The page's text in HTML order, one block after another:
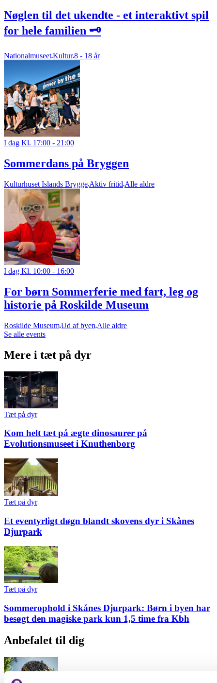
Nøglen til det ukendte - et interaktivt spil
for hele familien 🗝️
NationalmuseetKultur8 - 18 år
I dag Kl. 17:00 - 21:00
Sommerdans på Bryggen
Kulturhuset Islands Brygge Aktiv fritid Alle aldre
I dag Kl. 10:00 - 16:00
For børn Sommerferie med fart, leg og
historie på Roskilde Museum
Roskilde MuseumUd af byen Alle aldre
Se alle events
Mere i tæt på dyr
Tæt på dyr
Kom helt tæt på ægte dinosaurer på
Evolutionsmuseet i Knuthenborg
Tæt på dyr
Et eventyrligt døgn blandt skovens dyr i Skånes
Djurpark
Tæt på dyr
Sommerophold i Skånes Djurpark: Børn i byen har
besøgt den magiske park kun 1,5 time fra Kbh
Anbefalet til dig